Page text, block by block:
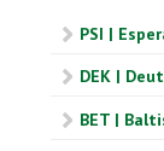
PSI |
DEK |
BET |